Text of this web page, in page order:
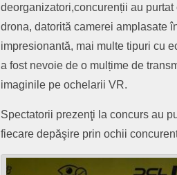
deorganizatori,concurenții au purtat
drona, datorită camerei amplasate
impresionantă, mai multe tipuri cu
a fost nevoie de o mulțime de
imaginile pe ochelarii VR.
Spectatorii prezenţi la concurs au p
fiecare depăşire prin ochii